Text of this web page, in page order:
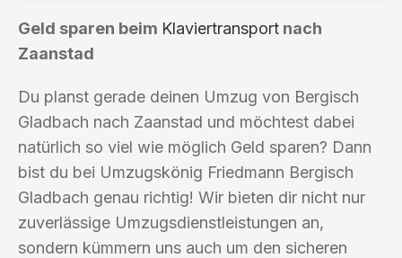
Geld sparen beim Klaviertransport nach
Zaanstad
Du planst gerade deinen Umzug von Bergisch
Gladbach nach Zaanstad und möchtest dabei
natürlich so viel wie möglich Geld sparen? Dann
bist du bei Umzugskönig Friedmann Bergisch
Gladbach genau richtig! Wir bieten dir nicht nur
zuverlässige Umzugsdienstleistungen an,
sondern kümmern uns auch um den sicheren